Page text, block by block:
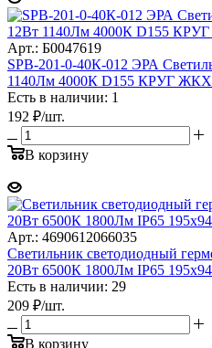
Арт.: Б0047619
SPB-201-0-40К-012 ЭРА
1140Лм 4000К D155 КРУГ ЖКХ
Есть в наличии: 1
192 ₽/шт.
В корзину
Арт.: 4690612066035
Светильник светодиодный
20Вт 6500К 1800Лм IP65
Есть в наличии: 29
209 ₽/шт.
В корзину